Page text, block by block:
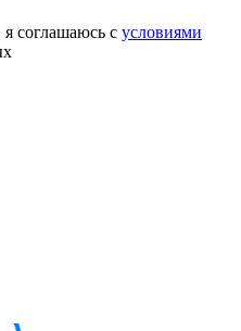
соглашаюсь с условиями